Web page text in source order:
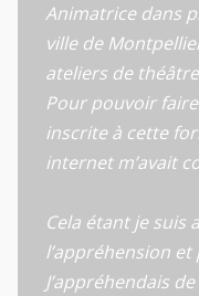
Animatrice dans
ville de
ateliers de
Pour pouvoir
inscrite à cette
internet m’avait
Cela étant je suis
l’appréhension
J’appréhendais